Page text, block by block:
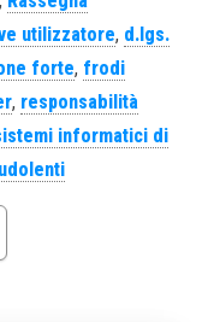
utilizzatore, d.lgs.
forte, frodi
, responsabilità
informatici di